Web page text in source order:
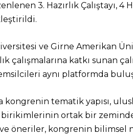
3. Hazırlık Çalıştayı,
ve Girne Amerikan
çalışmalarına katkı sunan
aynı platformda
kongrenin tematik yapısı,
ortak bir
öneriler, kongrenin bilimsel